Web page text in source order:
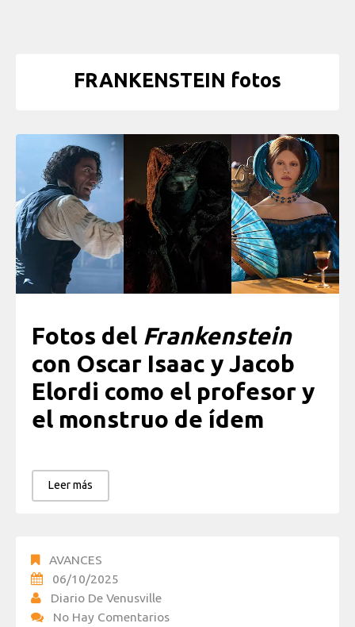
FRANKENSTEIN fotos
Fotos del Frankenstein
con Oscar Isaac y Jacob
Elordi como el profesor y
el monstruo de ídem
Leer más
AVANCES
06/10/2025
Diario De Venusville
No Hay Comentarios